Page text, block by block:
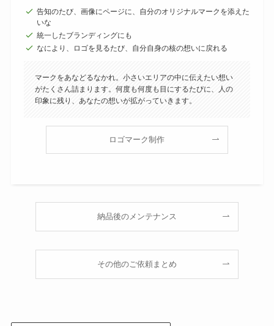
告知のたび、画像にページに、自分のオリジナルマークを添えた
いな
統一したブランディングにも
なにより、ロゴを見るたび、自分自身の核の想いに戻れる
マークをあなどるなかれ。小さいエリアの中に伝えたい想い
がたくさん詰まります。何度も何度も目にするたびに、人の
印象に残り、あなたの想いが拡がっていきます。
ロゴマーク制作
納品後のメンテナンス
その他のご依頼まとめ